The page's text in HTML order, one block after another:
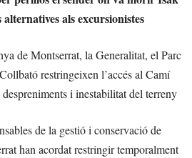
als excursionistes
de Montserrat, la Generalitat, el Parc
restringeixen l’accés al Camí
i inestabilitat del terreny
de la gestió i conservació de
han acordat restringir temporalment